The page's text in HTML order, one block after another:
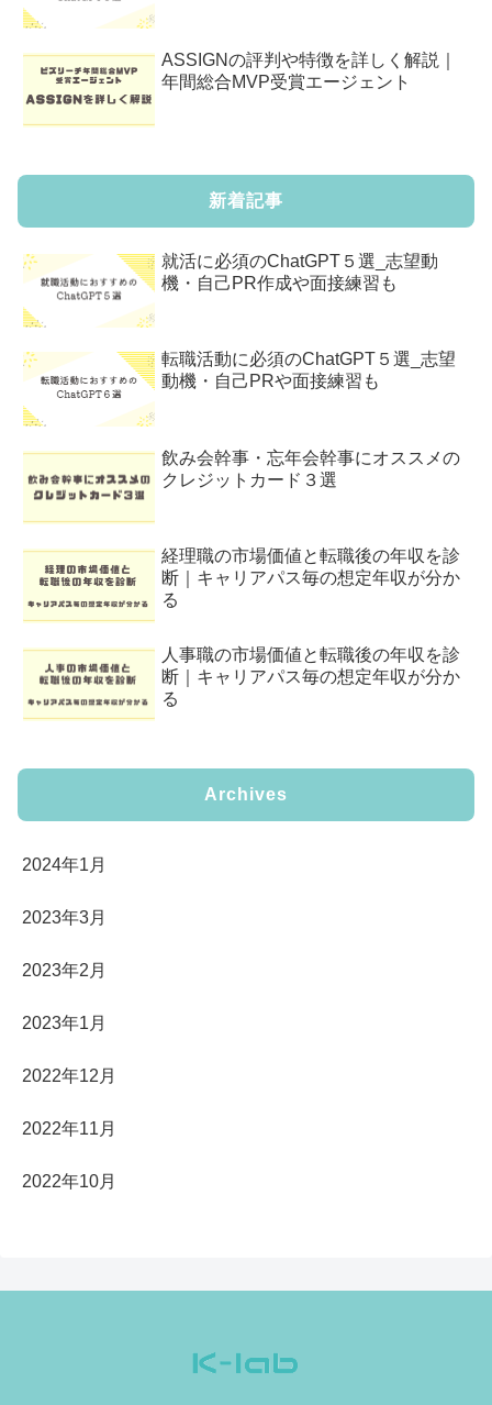
ASSIGNの評判や特徴を詳しく解説｜
年間総合MVP受賞エージェント
新着記事
就活に必須のChatGPT５選_志望動
機・自己PR作成や面接練習も
転職活動に必須のChatGPT５選_志望
動機・自己PRや面接練習も
飲み会幹事・忘年会幹事にオススメの
クレジットカード３選
経理職の市場価値と転職後の年収を診
断｜キャリアパス毎の想定年収が分か
る
人事職の市場価値と転職後の年収を診
断｜キャリアパス毎の想定年収が分か
る
Archives
2024年1月
2023年3月
2023年2月
2023年1月
2022年12月
2022年11月
2022年10月